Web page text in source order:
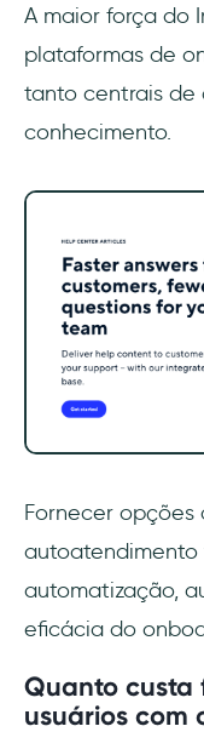
A maior força do
plataformas de
tanto centrais de
conhecimento.
Fornecer opções
autoatendimento
automatização,
eficácia do
Quanto custa
usuários com